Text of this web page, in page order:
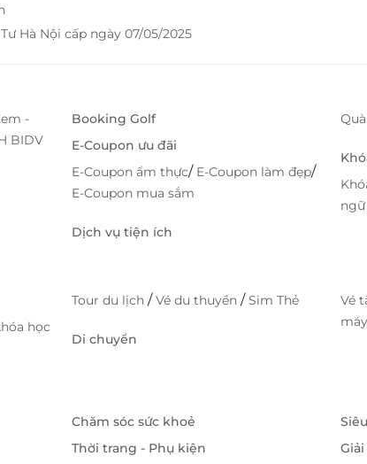
Hà Nội cấp ngày 07/05/2025
-
BIDV
Booking Golf
E-Coupon ưu đãi
E-Coupon ẩm thực/ E-Coupon làm đẹp/
E-Coupon mua sắm
Dịch vụ tiện ích
ngữ
học
Tour du lịch /Vé du thuyền /Sim Thẻ
Di chuyển
Vé
Chăm sóc sức khoẻ
Thời trang - Phụ kiện